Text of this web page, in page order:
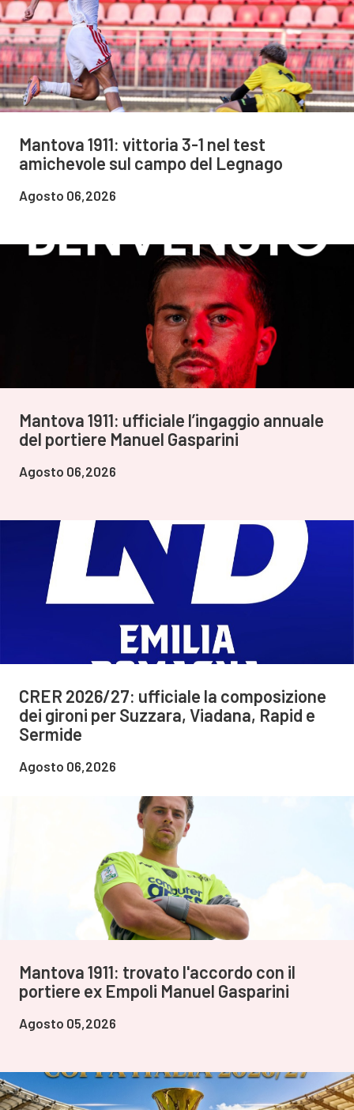
Mantova 1911: vittoria 3-1 nel test
amichevole sul campo del Legnago
Agosto 06,2026
Mantova 1911: ufficiale l’ingaggio annuale
del portiere Manuel Gasparini
Agosto 06,2026
CRER 2026/27: ufficiale la composizione
dei gironi per Suzzara, Viadana, Rapid e
Sermide
Agosto 06,2026
Mantova 1911: trovato l'accordo con il
portiere ex Empoli Manuel Gasparini
Agosto 05,2026